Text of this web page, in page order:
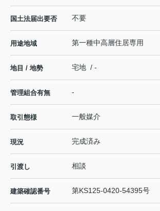
国土法届出要否 不要
用途地域 第一種中高層住居専用
地目 / 地勢 宅地 / -
管理組合有無 -
取引態様 一般媒介
現況 完成済み
引渡し 相談
建築確認番号 第KS125-0420-54395号